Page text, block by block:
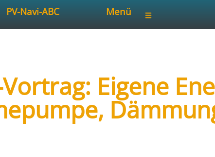
PV-Navi-ABC Menü
Eigene
online